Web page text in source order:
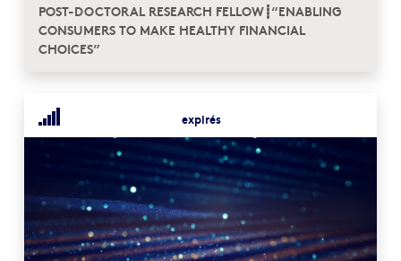
POST-DOCTORAL RESEARCH FELLOW┋“ENABLING
CONSUMERS TO MAKE HEALTHY FINANCIAL
CHOICES”
expirés